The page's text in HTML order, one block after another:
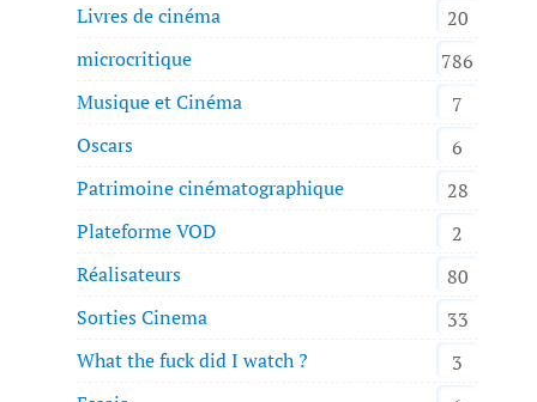
Livres de cinéma
20
microcritique
786
Musique et Cinéma
7
Oscars
6
Patrimoine cinématographique
28
Plateforme VOD
2
Réalisateurs
80
Sorties Cinema
33
What the fuck did I watch ?
3